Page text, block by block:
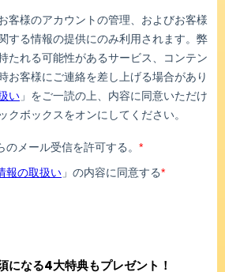
になる4大特典もプレゼント！